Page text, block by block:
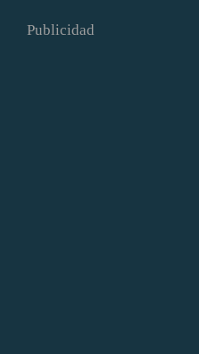
Publicidad